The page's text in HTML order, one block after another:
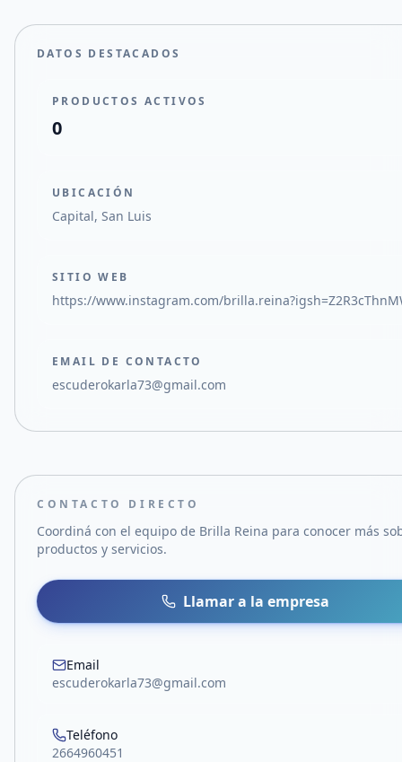
DATOS DESTACADOS
PRODUCTOS ACTIVOS
0
UBICACIÓN
Capital, San Luis
SITIO WEB
https://www.instagram.com/
EMAIL DE CONTACTO
escuderokarla73@gmail.com
CONTACTO DIRECTO
Coordiná con el equipo de Brilla Reina para conocer más
productos y servicios.
Llamar a la empresa
Email
escuderokarla73@gmail.com
Teléfono
2664960451